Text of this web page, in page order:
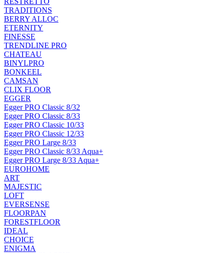
TRADITIONS
BERRY ALLOC
ETERNITY
FINESSE
TRENDLINE PRO
CHATEAU
BINYLPRO
BONKEEL
CAMSAN
CLIX FLOOR
EGGER
Egger PRO Classic 8/32
Egger PRO Classic 8/33
Egger PRO Classic 10/33
Egger PRO Classic 12/33
Egger PRO Large 8/33
Egger PRO Classic 8/33 Aqua+
Egger PRO Large 8/33 Aqua+
EUROHOME
ART
MAJESTIC
LOFT
EVERSENSE
FLOORPAN
FORESTFLOOR
IDEAL
CHOICE
ENIGMA